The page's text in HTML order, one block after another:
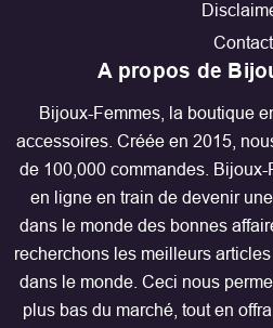
Contact
A propos de
Bijoux-Femmes, la boutique
accessoires. Créée en 2015,
de 100,000 commandes.
en ligne en train de devenir
dans le monde des bonnes
recherchons les meilleurs
dans le monde. Ceci nous
plus bas du marché, tout en